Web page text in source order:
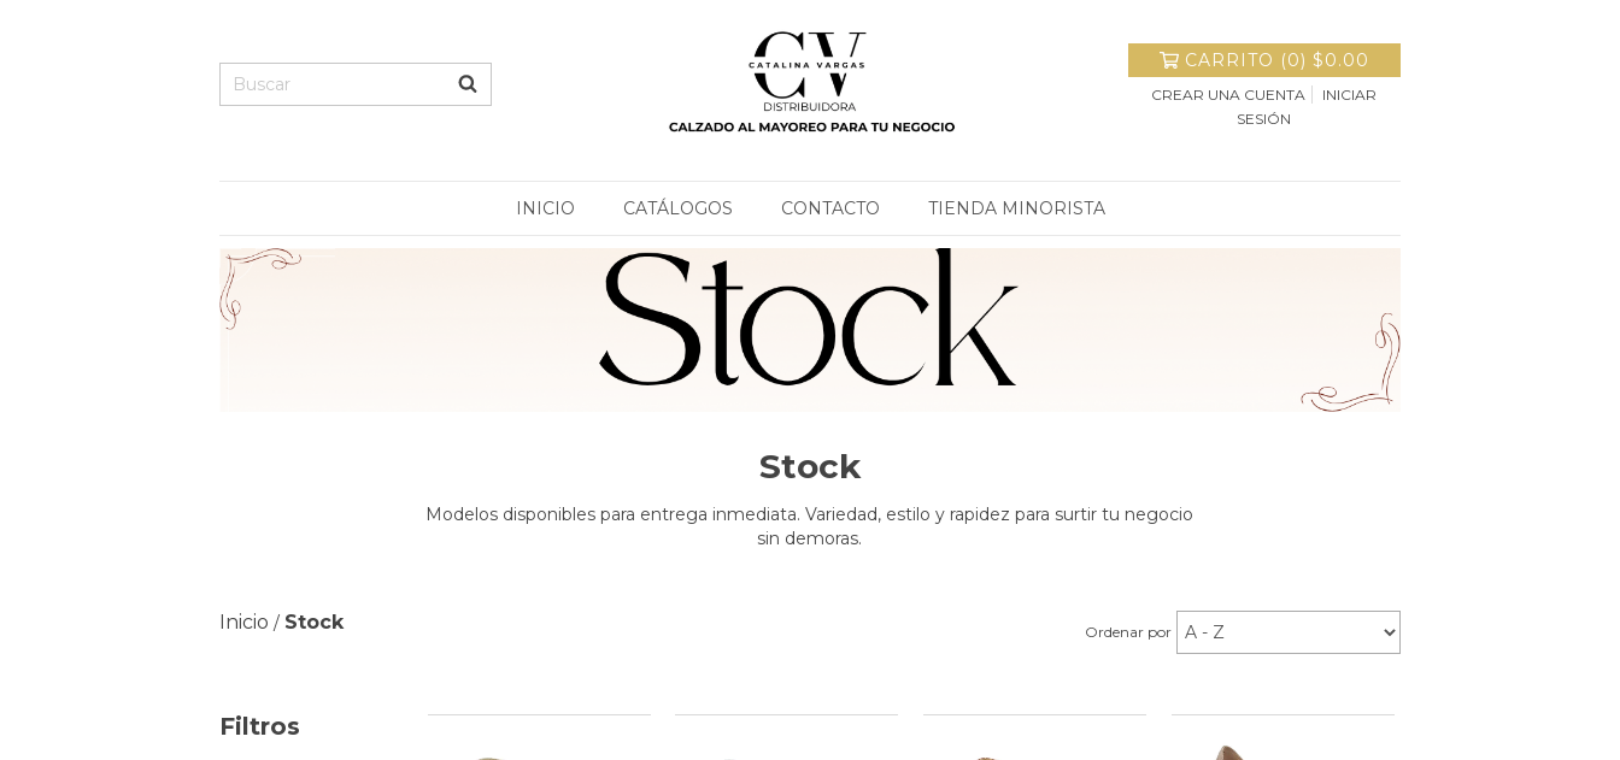
CARRITO (0) $0.00
CREAR UNA CUENTA
INICIAR
SESIÓN
INICIO CATÁLOGOS CONTACTO TIENDA MINORISTA
Stock
Modelos disponibles para entrega inmediata. Variedad, estilo y rapidez para surtir tu negocio
sin demoras.
Inicio / Stock Ordenar por
Filtros